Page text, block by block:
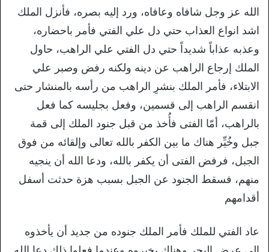
الله عز وجل شافاه وعافاه، ورد إليه بصره، فأنزل الملك
اشد انواع العذاب حتي دل علي الفتي فأمر باحضاره،
وعذبه عذاباً شديداً حتي دل الفتي علي الراهب، حاول
الملك إرجاع الراهب عن دينه ولكنه رفض وصبر علي
الابتلاء، فأمر الملك بنشرِ الراهب من رأسه بالمنشار حتى
انقسم الراهب إلى قسمين، وفعل بجليسه كما فعل
بالراهب، أمّا الفتى فأُخذ من قبل جنود الملك إلى قمة
جبل وخُيِّر هناك ما بين الكفر بالله تعالى وإلقائه من فوق
الجبل، فرفض الفتى أن يكفر بالله، ودعا الله أن ينجيه
منهم، فسقط الجنود عن الجبل بسبب هزة حدثت أسفل
أقدامهم
عاد الفتي للملك فأمر الملك جنوده من جديد أن يأخذوه